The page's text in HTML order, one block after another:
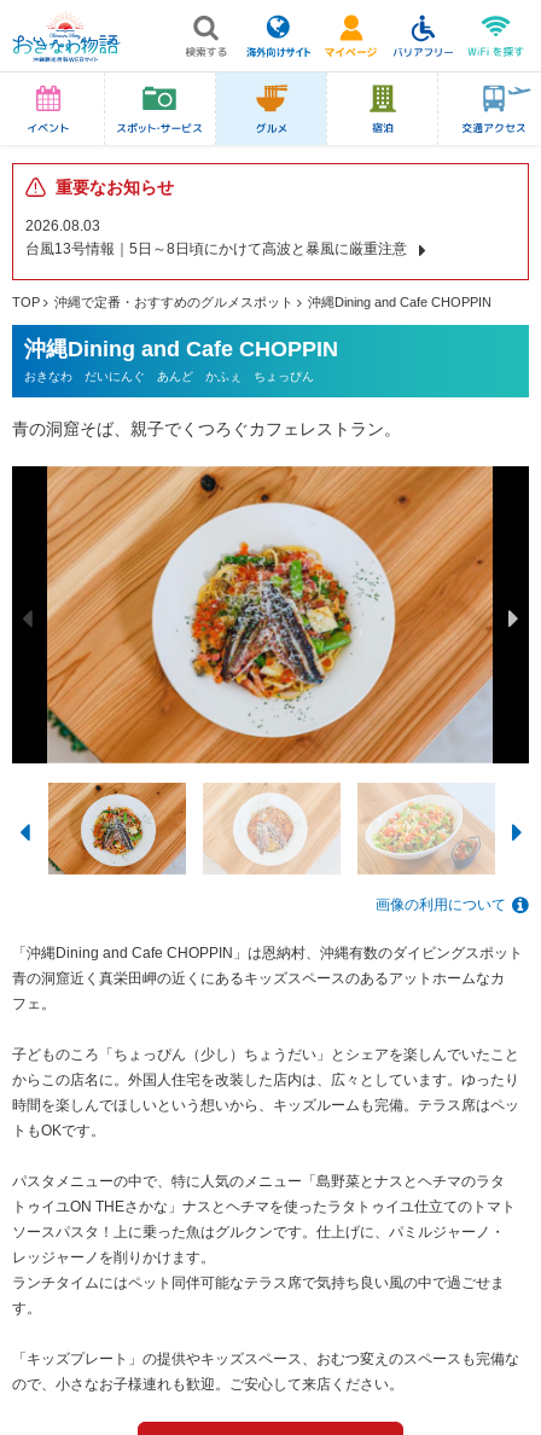
重要なお知らせ
2026.08.03
台風13号情報｜5日～8日頃にかけて高波と暴風に厳重注意
TOP 沖縄で定番・おすすめのグルメスポット 沖縄Dining and Cafe CHOPPIN
沖縄Dining and Cafe CHOPPIN
おきなわ だいにんぐ あんど かふぇ ちょっぴん
青の洞窟そば、親子でくつろぐカフェレストラン。
画像の利用について
「沖縄Dining and Cafe CHOPPIN」は恩納村、沖縄有数のダイビングスポット
青の洞窟近く真栄田岬の近くにあるキッズスペースのあるアットホームなカ
フェ。
子どものころ「ちょっぴん（少し）ちょうだい」とシェアを楽しんでいたこと
からこの店名に。外国人住宅を改装した店内は、広々としています。ゆったり
時間を楽しんでほしいという想いから、キッズルームも完備。テラス席はペッ
トもOKです。
パスタメニューの中で、特に人気のメニュー「島野菜とナスとヘチマのラタ
トゥイユON THEさかな」ナスとヘチマを使ったラタトゥイユ仕立てのトマト
ソースパスタ！上に乗った魚はグルクンです。仕上げに、パミルジャーノ・
レッジャーノを削りかけます。
ランチタイムにはペット同伴可能なテラス席で気持ち良い風の中で過ごせま
す。
「キッズプレート」の提供やキッズスペース、おむつ変えのスペースも完備な
ので、小さなお子様連れも歓迎。ご安心して来店ください。